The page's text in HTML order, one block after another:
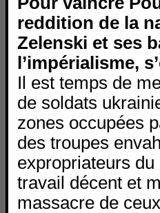
reddition de la
Zelenski et ses
l’impérialisme,
Il est temps de
de soldats
zones occupées
des troupes
expropriateurs
travail décent et
massacre de